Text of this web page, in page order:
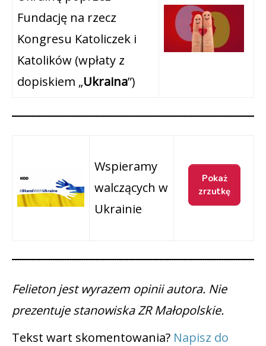
Fundację na rzecz
Kongresu Katoliczek i
Katolików (wpłaty z
dopiskiem „Ukraina”)
Wspieramy
walczących w
Ukrainie
Felieton jest wyrazem opinii autora. Nie
prezentuje stanowiska ZR Małopolskie.
Tekst wart skomentowania? Napisz do